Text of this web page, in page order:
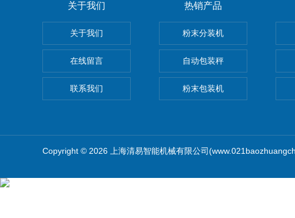
关于我们
关于我们
在线留言
联系我们
热销产品
粉末分装机
自动包装秤
粉末包装机
Copyright © 2026 上海清易智能机械有限公司